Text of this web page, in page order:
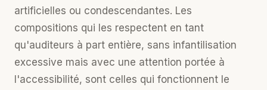
artificielles ou condescendantes. Les
compositions qui les respectent en tant
qu'auditeurs à part entière, sans infantilisation
excessive mais avec une attention portée à
l'accessibilité, sont celles qui fonctionnent le